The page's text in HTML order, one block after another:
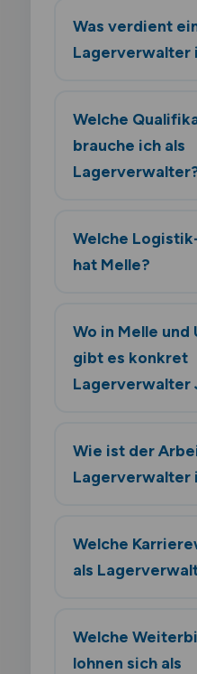
Was verdient
Lagerverwalter
Welche
brauche ich als
Welche
hat Melle?
Wo in Melle und
gibt es konkret
Lagerverwalter
Wie ist der
Lagerverwalter
Welche
als
Welche
lohnen sich als